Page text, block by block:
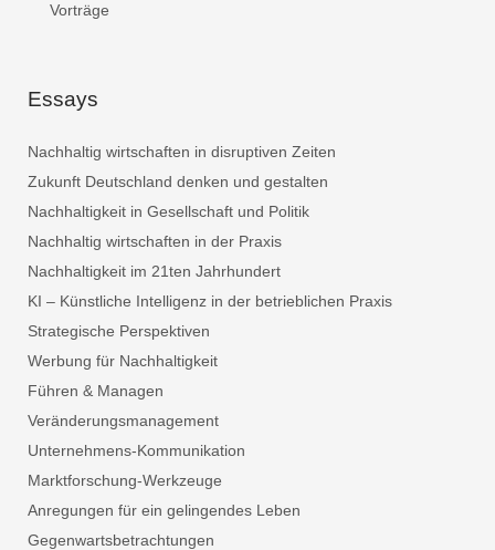
Vorträge
Essays
Nachhaltig wirtschaften in disruptiven Zeiten
Zukunft Deutschland denken und gestalten
Nachhaltigkeit in Gesellschaft und Politik
Nachhaltig wirtschaften in der Praxis
Nachhaltigkeit im 21ten Jahrhundert
KI – Künstliche Intelligenz in der betrieblichen Praxis
Strategische Perspektiven
Werbung für Nachhaltigkeit
Führen & Managen
Veränderungsmanagement
Unternehmens-Kommunikation
Marktforschung-Werkzeuge
Anregungen für ein gelingendes Leben
Gegenwartsbetrachtungen